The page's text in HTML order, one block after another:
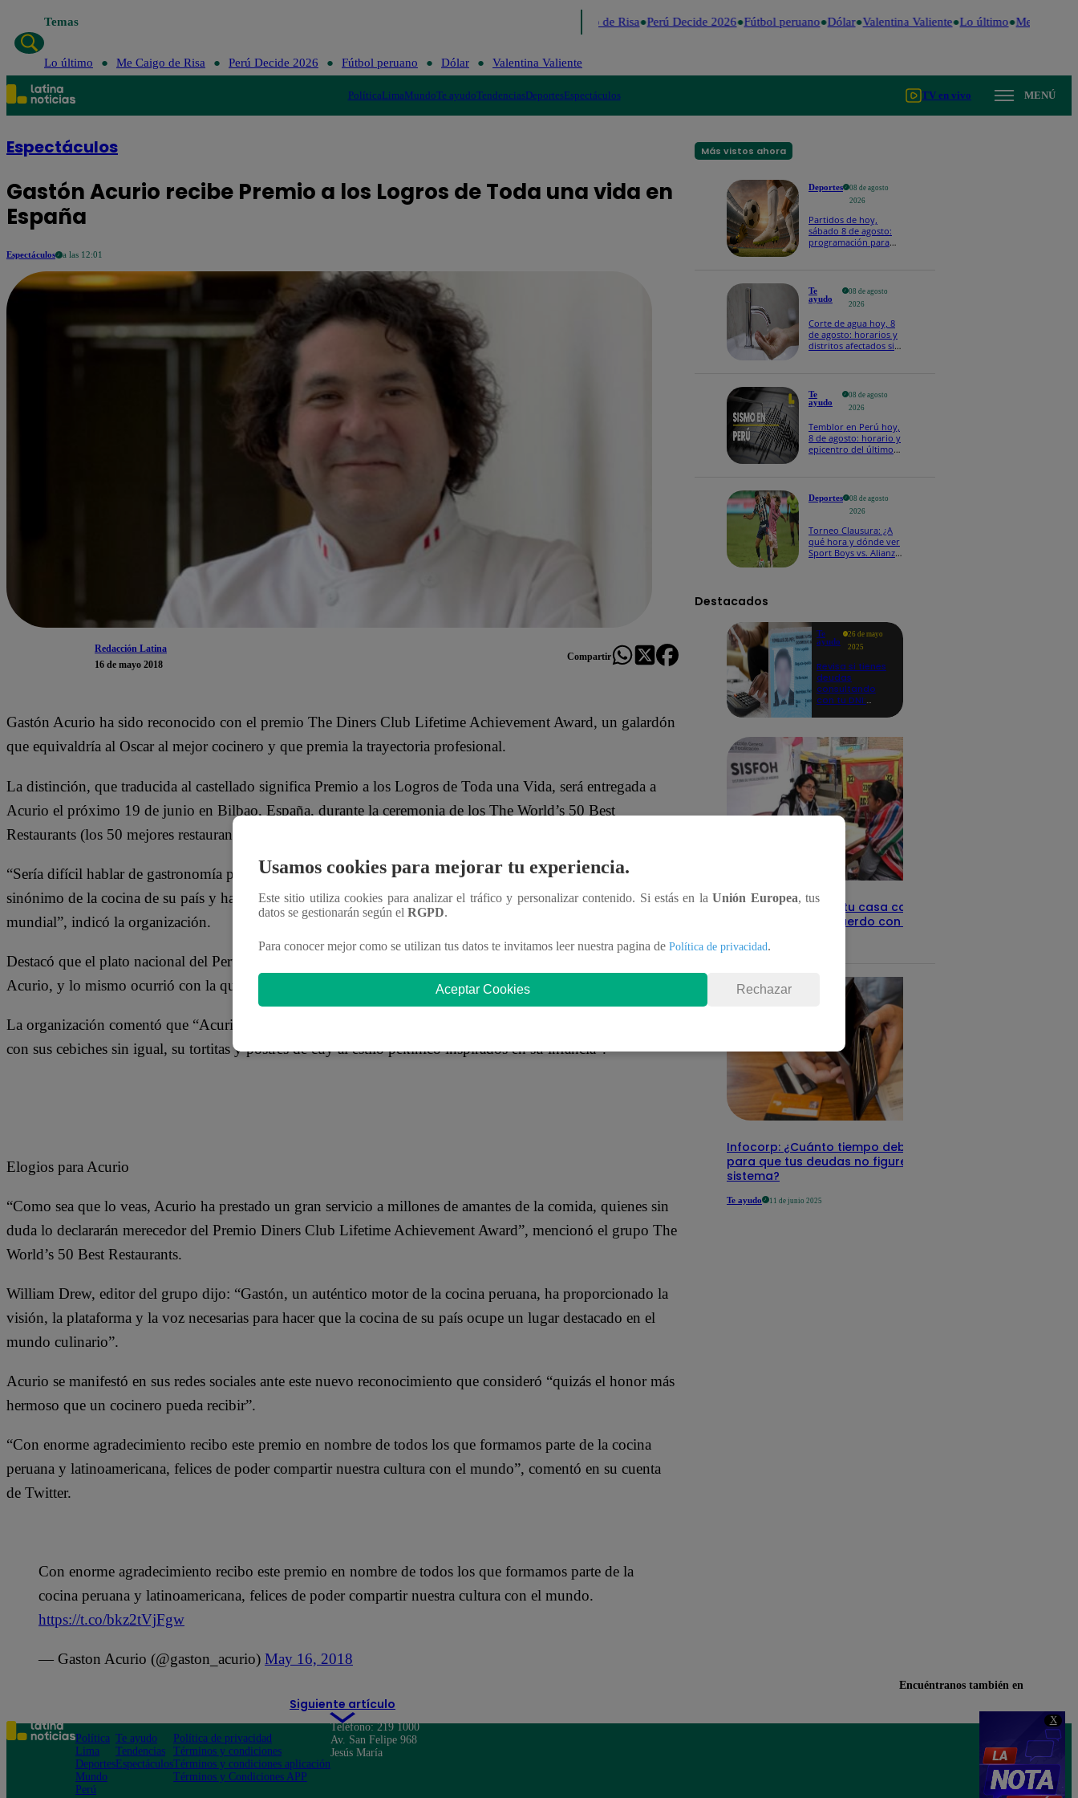
X
Temas Me Caigo de Risa Perú Decide 2026 Fútbol peruano Dólar Valentina Valiente Lo último Me Caigo de
Lo último Me Caigo de Risa Perú Decide 2026 Fútbol peruano Dólar Valentina Valiente
PolíticaLimaMundoTe ayudoTendenciasDeportesEspectáculos TV en vivo MENÚ
Espectáculos
Gastón Acurio recibe Premio a los Logros de Toda una vida en
España
Espectáculos a las 12:01
Redacción Latina
16 de mayo 2018
Compartir
Gastón Acurio ha sido reconocido con el premio The Diners Club Lifetime Achievement Award, un galardón
que equivaldría al Oscar al mejor cocinero y que premia la trayectoria profesional.
La distinción, que traducida al castellado significa Premio a los Logros de Toda una Vida, será entregada a
Acurio el próximo 19 de junio en Bilbao, España, durante la ceremonia de los The World’s 50 Best
Restaurants (los 50 mejores restaurantes del mundo).
“Sería difícil hablar de gastronomía peruana sin mencionar a Gastón Acurio: el chef es prácticamente
sinónimo de la cocina de su país y ha sido en gran parte responsable de su ascenso meteórico a la conciencia
mundial”, indicó la organización.
Destacó que el plato nacional del Perú, el cebiche, es ahora tan conocido en todo el mundo por la labor de
Acurio, y lo mismo ocurrió con la quinua.
La organización comentó que “Acurio gana los corazones y estómagos de los gastrónomos de todo el mundo
con sus cebiches sin igual, su tortitas y postres de cuy al estilo pekínico inspirados en su infancia”.
Elogios para Acurio
“Como sea que lo veas, Acurio ha prestado un gran servicio a millones de amantes de la comida, quienes sin
duda lo declararán merecedor del Premio Diners Club Lifetime Achievement Award”, mencionó el grupo The
World’s 50 Best Restaurants.
William Drew, editor del grupo dijo: “Gastón, un auténtico motor de la cocina peruana, ha proporcionado la
visión, la plataforma y la voz necesarias para hacer que la cocina de su país ocupe un lugar destacado en el
mundo culinario”.
Acurio se manifestó en sus redes sociales ante este nuevo reconocimiento que consideró “quizás el honor más
hermoso que un cocinero pueda recibir”.
“Con enorme agradecimiento recibo este premio en nombre de todos los que formamos parte de la cocina
peruana y latinoamericana, felices de poder compartir nuestra cultura con el mundo”, comentó en su cuenta
de Twitter.
Con enorme agradecimiento recibo este premio en nombre de todos los que formamos parte de la
cocina peruana y latinoamericana, felices de poder compartir nuestra cultura con el mundo.
https://t.co/bkz2tVjFgw
— Gaston Acurio (@gaston_acurio) May 16, 2018
Siguiente artículo
Más vistos ahora
Deportes
08 de agosto
2026
Partidos de hoy,
sábado 8 de agosto:
programación para
Te
ayudo
08 de agosto
2026
Corte de agua hoy, 8
de agosto: horarios y
distritos afectados sin
Te
ayudo
08 de agosto
2026
Temblor en Perú hoy,
8 de agosto: horario y
epicentro del último
Deportes
08 de agosto
2026
Torneo Clausura: ¿A
qué hora y dónde ver
Sport Boys vs. Alianza
Destacados
Te
ayudo
26 de mayo
2025
Revisa si tienes
deudas
consultando
con tu DNI:
detalles
Revisa con tu DNI si tu casa califica
como pobre, de acuerdo con el Sisfoh
Te ayudo
Infocorp: ¿Cuánto tiempo debe pasar
para que tus deudas no figuren en su
sistema?
Te ayudo 11 de junio 2025
Usamos cookies para mejorar tu experiencia.
Este sitio utiliza cookies para analizar el tráfico y personalizar contenido. Si estás en laUnión Europea, tus
datos se gestionarán según el RGPD.
Para conocer mejor como se utilizan tus datos te invitamos leer nuestra pagina de Política de privacidad.
Aceptar Cookies Rechazar
Encuéntranos también en
Política
Lima
Deportes
Mundo
Perú
Te ayudo
Tendencias
Espectáculos
Política de privacidad
Términos y condiciones
Términos y condiciones aplicación
Términos y Condiciones APP
Teléfono: 219 1000
Av. San Felipe 968
Jesús María